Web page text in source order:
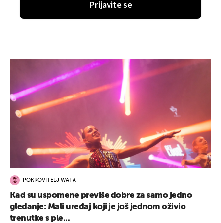
Prijavite se
POKROVITELJ WATA
Kad su uspomene previše dobre za samo jedno
gledanje: Mali uređaj koji je još jednom oživio
trenutke s ple...